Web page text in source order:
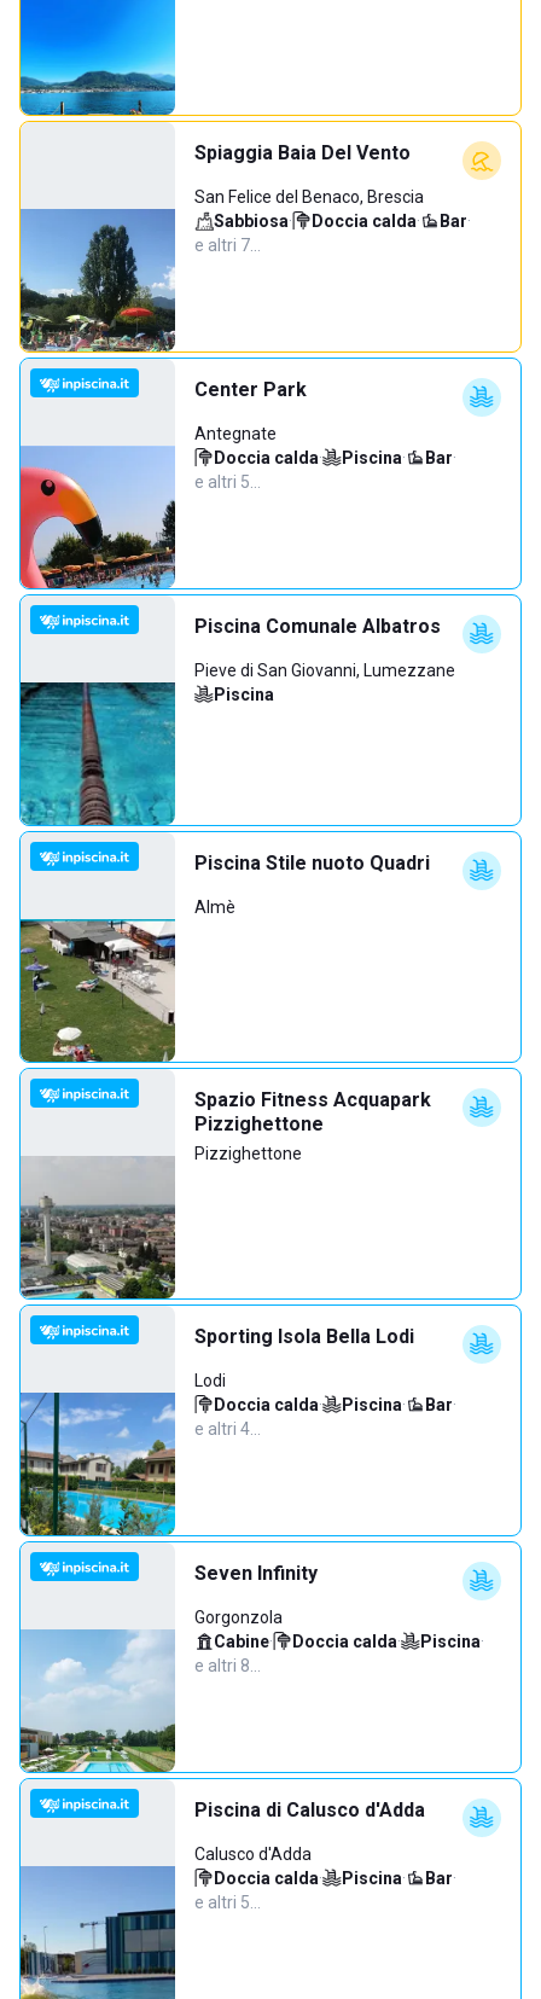
Spiaggia Baia Del Vento
San Felice del Benaco, Brescia
Sabbiosa· Doccia calda· Bar·
e altri 7…
Center Park
Antegnate
Doccia calda· Piscina· Bar·
e altri 5…
Piscina Comunale Albatros
Pieve di San Giovanni, Lumezzane
Piscina
Piscina Stile nuoto Quadri
Almè
Spazio Fitness Acquapark
Pizzighettone
Pizzighettone
Sporting Isola Bella Lodi
Lodi
Doccia calda· Piscina· Bar·
e altri 4…
Seven Infinity
Gorgonzola
Cabine· Doccia calda· Piscina·
e altri 8…
Piscina di Calusco d'Adda
Calusco d'Adda
Doccia calda· Piscina· Bar·
e altri 5…